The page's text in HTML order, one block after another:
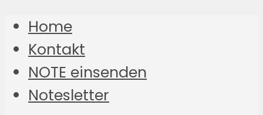
Home
Kontakt
NOTE einsenden
Notesletter